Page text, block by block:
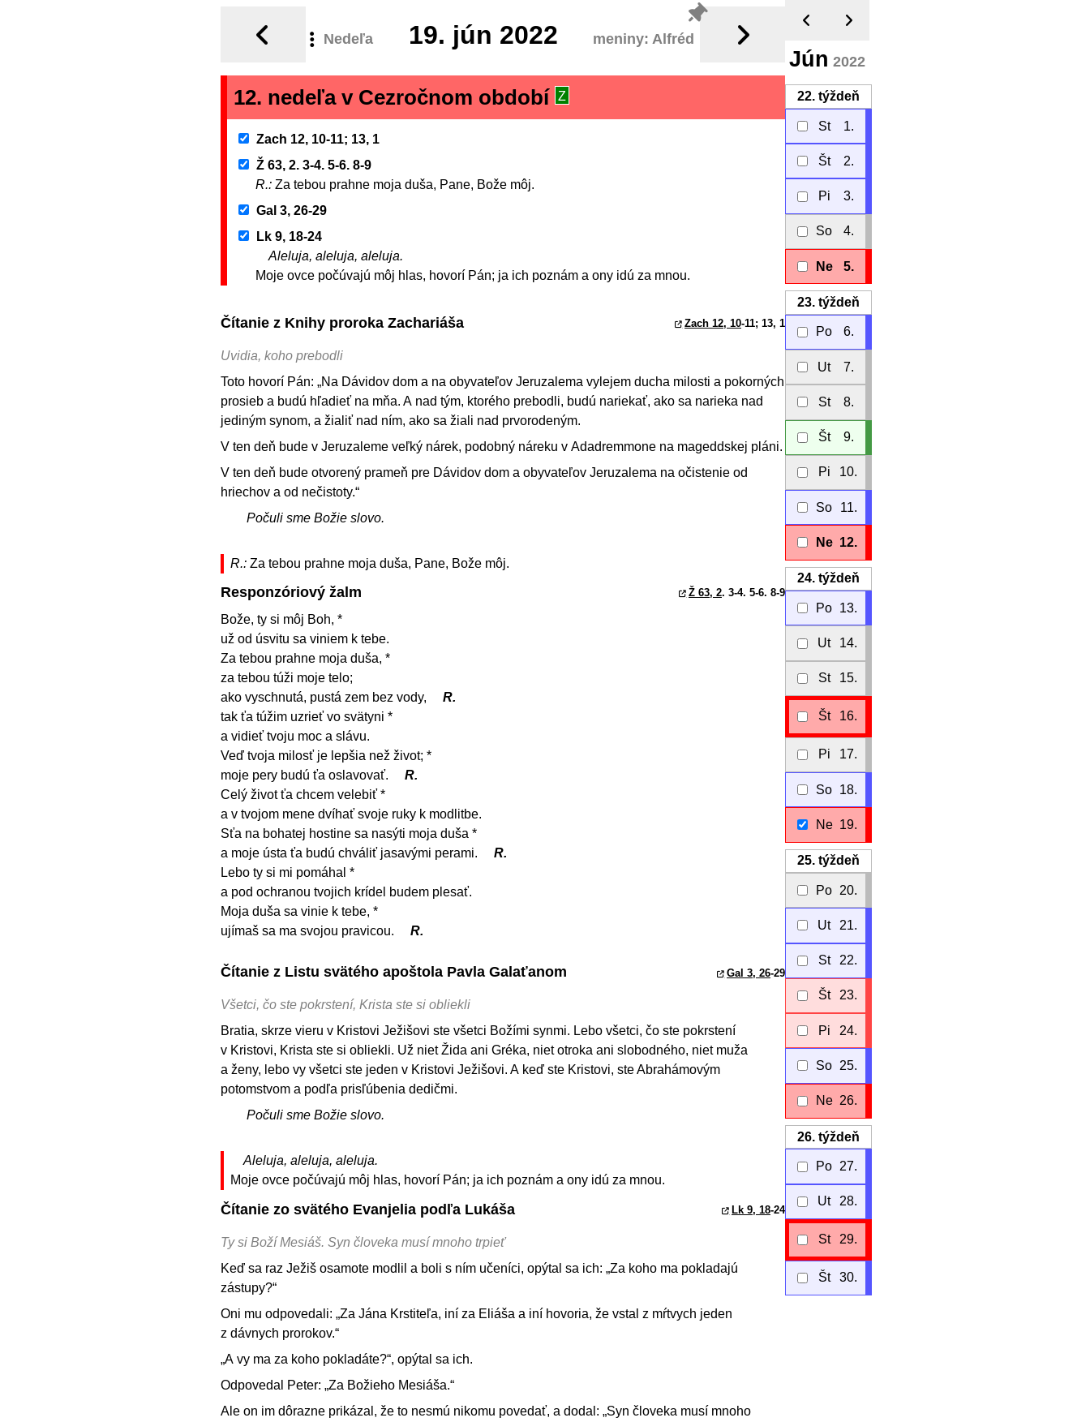
Nedeľa 19. jún 2022 meniny: Alfréd
12. nedeľa v Cezročnom období Z
Zach 12, 10-11; 13, 1
Ž 63, 2. 3-4. 5-6. 8-9
R.: Za tebou prahne moja duša, Pane, Bože môj.
Gal 3, 26-29
Lk 9, 18-24
Aleluja, aleluja, aleluja.
Moje ovce počúvajú môj hlas, hovorí Pán; ja ich poznám a ony idú za mnou.
Čítanie z Knihy proroka Zachariáša Zach 12, 10-11; 13, 1
Uvidia, koho prebodli
Toto hovorí Pán: „Na Dávidov dom a na obyvateľov Jeruzalema vylejem ducha milosti a pokorných
prosieb a budú hľadieť na mňa. A nad tým, ktorého prebodli, budú nariekať, ako sa narieka nad
jediným synom, a žialiť nad ním, ako sa žiali nad prvorodeným.
V ten deň bude v Jeruzaleme veľký nárek, podobný náreku v Adadremmone na mageddskej pláni.
V ten deň bude otvorený prameň pre Dávidov dom a obyvateľov Jeruzalema na očistenie od
hriechov a od nečistoty.“
Počuli sme Božie slovo.
R.: Za tebou prahne moja duša, Pane, Bože môj.
Responzóriový žalm Ž 63, 2. 3-4. 5-6. 8-9
Bože, ty si môj Boh, *
už od úsvitu sa viniem k tebe.
Za tebou prahne moja duša, *
za tebou túži moje telo;
ako vyschnutá, pustá zem bez vody,
R.
tak ťa túžim uzrieť vo svätyni *
a vidieť tvoju moc a slávu.
Veď tvoja milosť je lepšia než život; *
moje pery budú ťa oslavovať.
R.
Celý život ťa chcem velebiť *
a v tvojom mene dvíhať svoje ruky k modlitbe.
Sťa na bohatej hostine sa nasýti moja duša *
a moje ústa ťa budú chváliť jasavými perami.
R.
Lebo ty si mi pomáhal *
a pod ochranou tvojich krídel budem plesať.
Moja duša sa vinie k tebe, *
ujímaš sa ma svojou pravicou.
R.
Čítanie z Listu svätého apoštola Pavla Galaťanom Gal 3, 26-29
Všetci, čo ste pokrstení, Krista ste si obliekli
Bratia, skrze vieru v Kristovi Ježišovi ste všetci Božími synmi. Lebo všetci, čo ste pokrstení
v Kristovi, Krista ste si obliekli. Už niet Žida ani Gréka, niet otroka ani slobodného, niet muža
a ženy, lebo vy všetci ste jeden v Kristovi Ježišovi. A keď ste Kristovi, ste Abrahámovým
potomstvom a podľa prisľúbenia dedičmi.
Počuli sme Božie slovo.
Aleluja, aleluja, aleluja.
Moje ovce počúvajú môj hlas, hovorí Pán; ja ich poznám a ony idú za mnou.
Čítanie zo svätého Evanjelia podľa Lukáša Lk 9, 18-24
Ty si Boží Mesiáš. Syn človeka musí mnoho trpieť
Keď sa raz Ježiš osamote modlil a boli s ním učeníci, opýtal sa ich: „Za koho ma pokladajú
zástupy?“
Oni mu odpovedali: „Za Jána Krstiteľa, iní za Eliáša a iní hovoria, že vstal z mŕtvych jeden
z dávnych prorokov.“
„A vy ma za koho pokladáte?“, opýtal sa ich.
Odpovedal Peter: „Za Božieho Mesiáša.“
Ale on im dôrazne prikázal, že to nesmú nikomu povedať, a dodal: „Syn človeka musí mnoho
Jún 2022
22. týždeň
St 1.
Št 2.
Pi 3.
So 4.
Ne 5.
23. týždeň
Po 6.
Ut 7.
St 8.
Št 9.
Pi 10.
So 11.
Ne 12.
24. týždeň
Po 13.
Ut 14.
St 15.
Št 16.
Pi 17.
So 18.
Ne 19.
25. týždeň
Po 20.
Ut 21.
St 22.
Št 23.
Pi 24.
So 25.
Ne 26.
26. týždeň
Po 27.
Ut 28.
St 29.
Št 30.